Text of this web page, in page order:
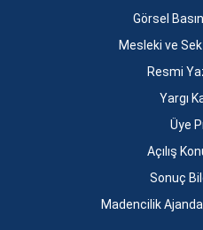
Görsel
Mesleki ve
Resmi
Yargı
Üye
Açılış
Sonuç
Madencilik